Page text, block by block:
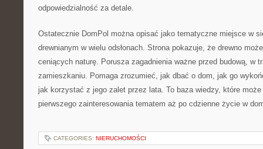
odpowiedzialność za detale.
Ostatecznie DomPol można opisać jako tematyczne miejsce w
drewnianym w wielu odsłonach. Strona pokazuje, że drewno
ceniących naturę. Porusza zagadnienia ważne przed budową, w
zamieszkaniu. Pomaga zrozumieć, jak dbać o dom, jak go
jak korzystać z jego zalet przez lata. To baza wiedzy, które
pierwszego zainteresowania tematem aż po cdzienne życie w
CATEGORIES: NIERUCHOMOŚCI